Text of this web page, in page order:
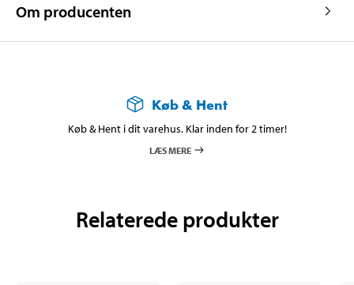
Om producenten
Køb & Hent
Køb & Hent i dit varehus. Klar inden for 2 timer!
LÆS MERE
Relaterede produkter